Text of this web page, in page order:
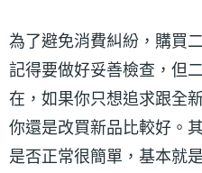
為了避免消費糾紛，購買
記得要做好妥善檢查，但
在，如果你只想追求跟全
你還是改買新品比較好。
是否正常很簡單，基本就